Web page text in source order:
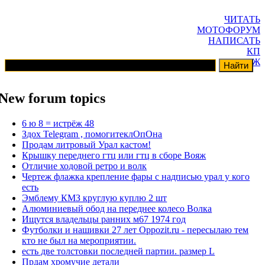
ЧИТАТЬ
МОТОФОРУМ
НАПИСАТЬ
КП
ГАРАЖ
forum topics
6 ю 8 = истрёж 48
Здох Telegram , помогитеклОпОна
Продам литровый Урал кастом!
Крышку переднего гтц или гтц в сборе Вояж
Отличие ходовой ретро и волк
Чертеж флажка крепление фары с надписью урал у кого
есть
Эмблему КМЗ круглую куплю 2 шт
Алюминиевый обод на переднее колесо Волка
Ищутся владельцы ранних м67 1974 год
Футболки и нашивки 27 лет Oppozit.ru - пересылаю тем
кто не был на мероприятии.
есть две толстовки последней партии. размер L
Прдам хромучие детали